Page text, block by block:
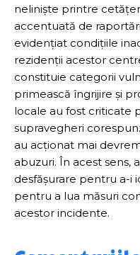
neliniște printre
accentuată de
evidențiat condițiile
rezidenții acestor
constituie categorii
primească îngrijire și
locale au fost criticate
supravegheri
au acționat mai
abuzuri. În acest sens,
desfășurare pentru a-i
pentru a lua măsuri
acestor incidente.